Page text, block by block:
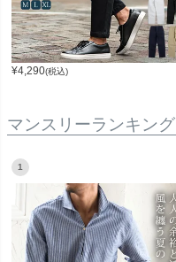
¥4,290(税込)
マンスリーランキング
1